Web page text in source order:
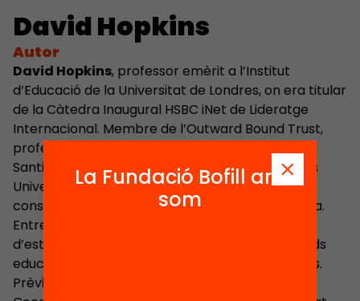
David Hopkins
Autor
David Hopkins, professor emèrit a l’Institut
d’Educació de la Universitat de Londres, on era titular
de la Càtedra Inaugural HSBC iNet de Lideratge
Internacional. Membre de l’Outward Bound Trust,
professor convidat a la Universitat Catòlica de
Santiago, la Universitat Xinesa de Hong Kong i les
Universitats d’Edimburg, Melbourne i Gal·les, i
consultor internacional sobre reforma educativa.
Entre 2002 i 2005 va exercir en tres secretaries
d’estat com a conseller en cap sobre estàndards
educatius al Departament d’Educació i Habilitats.
Prèviament va ser president del Consell de
La Fundació Bofill ara
som